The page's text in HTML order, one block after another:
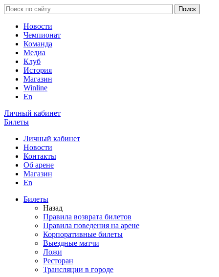
Новости
Чемпионат
Команда
Медиа
Клуб
История
Магазин
Winline
En
Личный кабинет
Билеты
Личный кабинет
Новости
Контакты
Об арене
Магазин
En
Билеты
Назад
Правила возврата билетов
Правила поведения на арене
Корпоративные билеты
Выездные матчи
Ложи
Ресторан
Трансляции в городе